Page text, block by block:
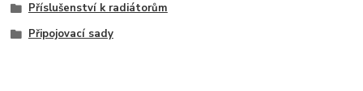
Příslušenství k radiátorům
Připojovací sady